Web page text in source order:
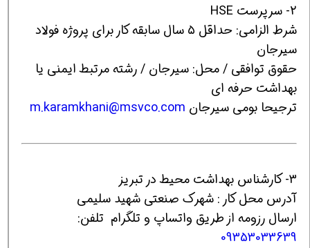
2- سرپرست HSE
شرط الزامی: حداقل ۵ سال سابقه کار برای پروژه فولاد
سیرجان
حقوق توافقی / محل: سیرجان / رشته مرتبط ایمنی یا
بهداشت حرفه ای
ترجیحا بومی سیرجان m.karamkhani@msvco.com
3- کارشناس بهداشت محیط در تبریز
آدرس محل کار : شهرک صنعتی شهید سلیمی
ارسال رزومه از طریق واتساپ و تلگرام تلفن:
09353033639